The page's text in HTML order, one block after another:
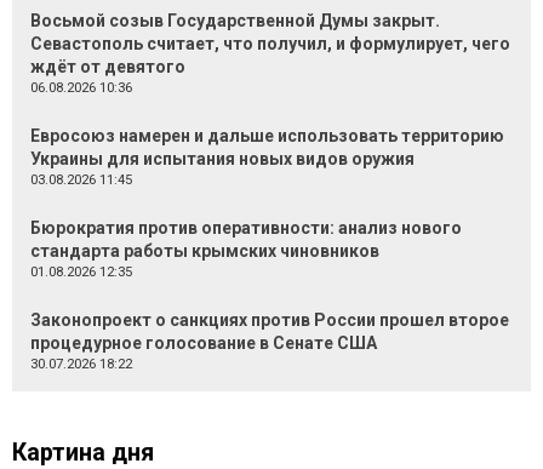
Восьмой созыв Государственной Думы закрыт.
Севастополь считает, что получил, и формулирует, чего
ждёт от девятого
06.08.2026 10:36
Евросоюз намерен и дальше использовать территорию
Украины для испытания новых видов оружия
03.08.2026 11:45
Бюрократия против оперативности: анализ нового
стандарта работы крымских чиновников
01.08.2026 12:35
Законопроект о санкциях против России прошел второе
процедурное голосование в Сенате США
30.07.2026 18:22
Картина дня